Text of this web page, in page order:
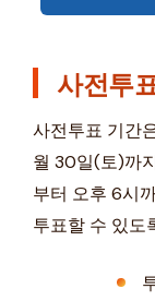
사전투
사전투표 기간
월 30일(토)까
부터 오후 6시
투표할 수 있도